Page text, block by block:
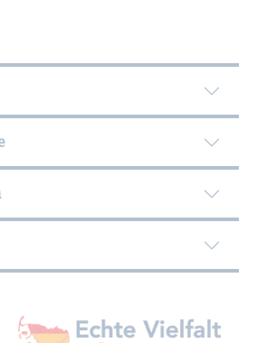
In­for­ma­tio­nen